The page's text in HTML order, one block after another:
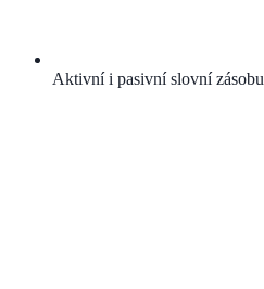
Aktivní i pasivní slovní zásobu